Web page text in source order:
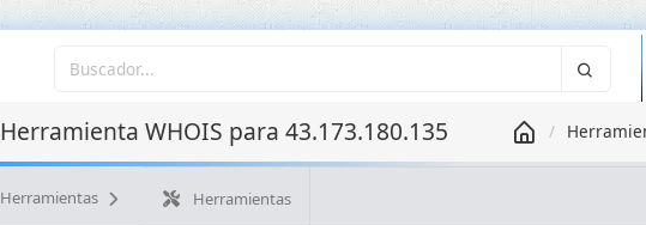
Herramienta WHOIS para 43.173.180.135
Herramientas Herramientas